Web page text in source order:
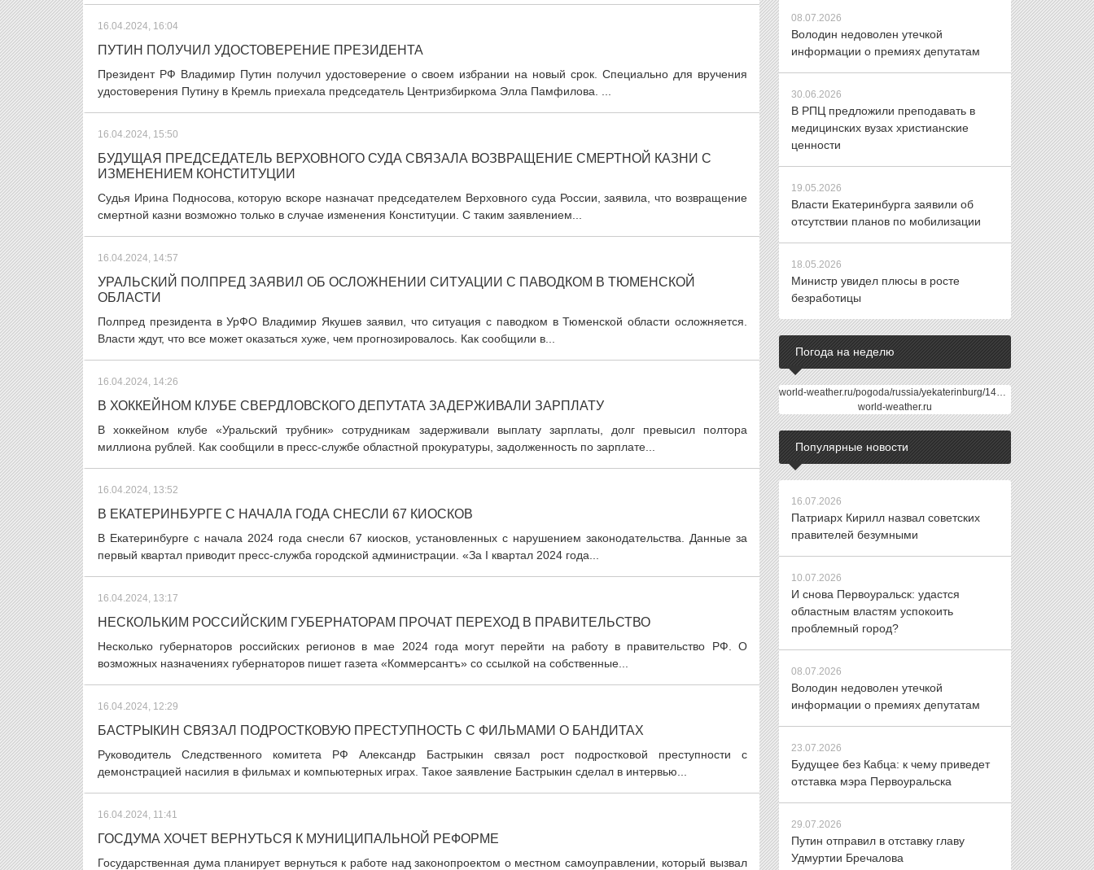
16.04.2024, 16:04
ПУТИН ПОЛУЧИЛ УДОСТОВЕРЕНИЕ ПРЕЗИДЕНТА
Президент РФ Владимир Путин получил удостоверение о своем избрании на новый срок. Специально для вручения
удостоверения Путину в Кремль приехала председатель Центризбиркома Элла Памфилова. ...
16.04.2024, 15:50
БУДУЩАЯ ПРЕДСЕДАТЕЛЬ ВЕРХОВНОГО СУДА СВЯЗАЛА ВОЗВРАЩЕНИЕ СМЕРТНОЙ КАЗНИ С
ИЗМЕНЕНИЕМ КОНСТИТУЦИИ
Судья Ирина Подносова, которую вскоре назначат председателем Верховного суда России, заявила, что возвращение
смертной казни возможно только в случае изменения Конституции. С таким заявлением...
16.04.2024, 14:57
УРАЛЬСКИЙ ПОЛПРЕД ЗАЯВИЛ ОБ ОСЛОЖНЕНИИ СИТУАЦИИ С ПАВОДКОМ В ТЮМЕНСКОЙ
ОБЛАСТИ
Полпред президента в УрФО Владимир Якушев заявил, что ситуация с паводком в Тюменской области осложняется.
Власти ждут, что все может оказаться хуже, чем прогнозировалось. Как сообщили в...
16.04.2024, 14:26
В ХОККЕЙНОМ КЛУБЕ СВЕРДЛОВСКОГО ДЕПУТАТА ЗАДЕРЖИВАЛИ ЗАРПЛАТУ
В хоккейном клубе «Уральский трубник» сотрудникам задерживали выплату зарплаты, долг превысил полтора
миллиона рублей. Как сообщили в пресс-службе областной прокуратуры, задолженность по зарплате...
16.04.2024, 13:52
В ЕКАТЕРИНБУРГЕ С НАЧАЛА ГОДА СНЕСЛИ 67 КИОСКОВ
В Екатеринбурге с начала 2024 года снесли 67 киосков, установленных с нарушением законодательства. Данные за
первый квартал приводит пресс-служба городской администрации. «За I квартал 2024 года...
16.04.2024, 13:17
НЕСКОЛЬКИМ РОССИЙСКИМ ГУБЕРНАТОРАМ ПРОЧАТ ПЕРЕХОД В ПРАВИТЕЛЬСТВО
Несколько губернаторов российских регионов в мае 2024 года могут перейти на работу в правительство РФ. О
возможных назначениях губернаторов пишет газета «Коммерсантъ» со ссылкой на собственные...
16.04.2024, 12:29
БАСТРЫКИН СВЯЗАЛ ПОДРОСТКОВУЮ ПРЕСТУПНОСТЬ С ФИЛЬМАМИ О БАНДИТАХ
Руководитель Следственного комитета РФ Александр Бастрыкин связал рост подростковой преступности с
демонстрацией насилия в фильмах и компьютерных играх. Такое заявление Бастрыкин сделал в интервью...
16.04.2024, 11:41
ГОСДУМА ХОЧЕТ ВЕРНУТЬСЯ К МУНИЦИПАЛЬНОЙ РЕФОРМЕ
Государственная дума планирует вернуться к работе над законопроектом о местном самоуправлении, который вызвал
08.07.2026
Володин недоволен утечкой
информации о премиях депутатам
30.06.2026
В РПЦ предложили преподавать в
медицинских вузах христианские
ценности
19.05.2026
Власти Екатеринбурга заявили об
отсутствии планов по мобилизации
18.05.2026
Министр увидел плюсы в росте
безработицы
Погода на неделю
world-weather.ru/pogoda/russia/yekaterinburg/14days/
world-weather.ru
Популярные новости
16.07.2026
Патриарх Кирилл назвал советских
правителей безумными
10.07.2026
И снова Первоуральск: удастся
областным властям успокоить
проблемный город?
08.07.2026
Володин недоволен утечкой
информации о премиях депутатам
23.07.2026
Будущее без Кабца: к чему приведет
отставка мэра Первоуральска
29.07.2026
Путин отправил в отставку главу
Удмуртии Бречалова